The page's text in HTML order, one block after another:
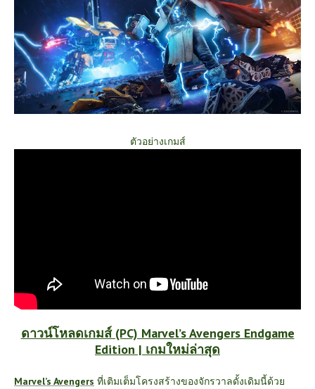
ตัวอย่างเกมส์
ดาวน์โหลดเกมส์ (PC) Marvel’s Avengers Endgame
Edition | เกมใหม่ล่าสุด
Marvel’s Avengers ที่เติมเต็มโครงสร้างของจักรวาลดั้งเดิมนี้ด้วย